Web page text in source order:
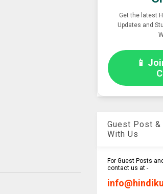
Get the latest
Updates and
📱
Guest Post
With Us
For Guest Posts
contact us at -